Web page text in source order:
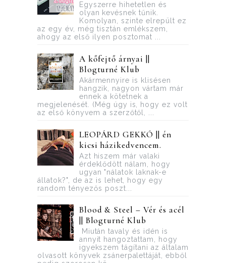
Egyszerre hihetetlen és
olyan kevésnek tűnik.
Komolyan, szinte elrepült ez
az egy év, még tisztán emlékszem,
ahogy az első ilyen posztomat ...
A kőfejtő árnyai ||
Blogturné Klub
Akármennyire is klisésen
hangzik, nagyon vártam már
ennek a kötetnek a
megjelenését. (Még úgy is, hogy ez volt
az első könyvem a szerzőtől, ...
LEOPÁRD GEKKÓ || én
kicsi házikedvencem.
Azt hiszem már valaki
érdeklődött nálam, hogy
ugyan "nálatok laknak-e
állatok?", de az is lehet, hogy egy
random tényezős poszt...
Blood ​& Steel – Vér és acél
|| Blogturné Klub
Miután tavaly és idén is
annyit hangoztattam, hogy
igyekszem tágítani az általam
olvasott könyvek zsánerpalettáját, ebből